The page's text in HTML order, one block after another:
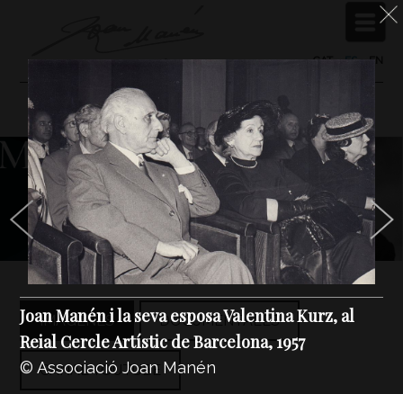
CAT/ES/ EN
Joan Manén i la seva esposa Valentina Kurz, al
Reial Cercle Artístic de Barcelona, 1957
© Associació Joan Manén
IMÁGENES DOCUMENTALES
CANAL YOUTUBE